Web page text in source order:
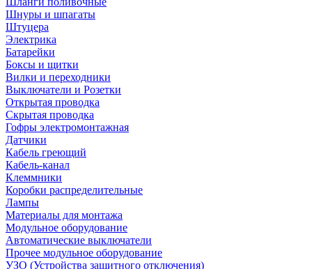
Шнуры и шпагаты
Штуцера
Электрика
Батарейки
Боксы и щитки
Вилки и переходники
Выключатели и Розетки
Открытая проводка
Скрытая проводка
Гофры электромонтажная
Датчики
Кабель греющий
Кабель-канал
Клеммники
Коробки распределительные
Лампы
Материалы для монтажа
Модульное оборудование
Автоматические выключатели
Прочее модульное оборудование
УЗО (Устройства защитного отключения)